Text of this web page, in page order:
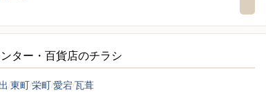
ター・百貨店のチラシ
東町栄町愛宕瓦葺